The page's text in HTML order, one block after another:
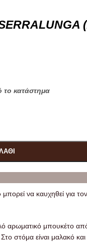
το κατάστημα
μπορεί να καυχηθεί για
αρωματικό μπουκέτο
στόμα είναι μαλακό